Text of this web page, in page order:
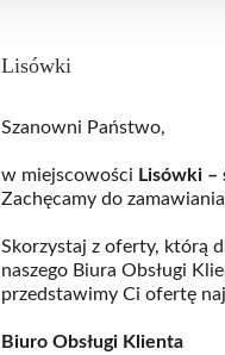
Lisówki
Szanowni Państwo,
w miejscowości Lisówki –
Zachęcamy do zamawiania
Skorzystaj z oferty, którą
naszego Biura Obsługi
przedstawimy Ci ofertę
Biuro Obsługi Klienta